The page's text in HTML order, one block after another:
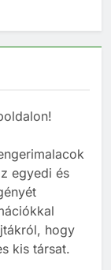
– és
megfelelő
együtt
egyedi és
hogy
kis társat.